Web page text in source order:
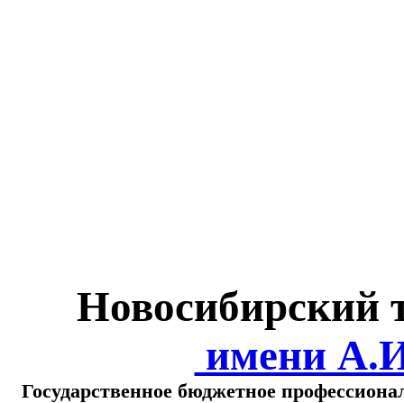
Новосибирский
имени
Государственное бюджетное